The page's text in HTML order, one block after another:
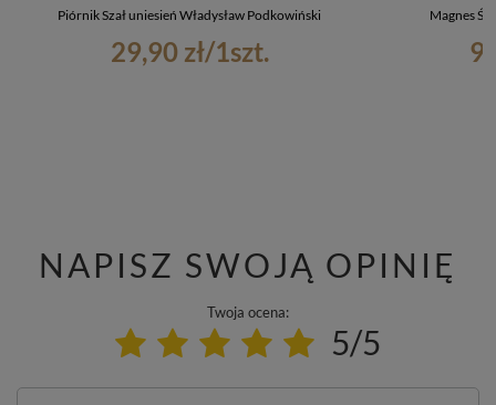
Piórnik Szał uniesień Władysław Podkowiński
29,90 zł/1szt.
Magnes
NAPISZ SWOJĄ OPINIĘ
Twoja ocena:
5/5